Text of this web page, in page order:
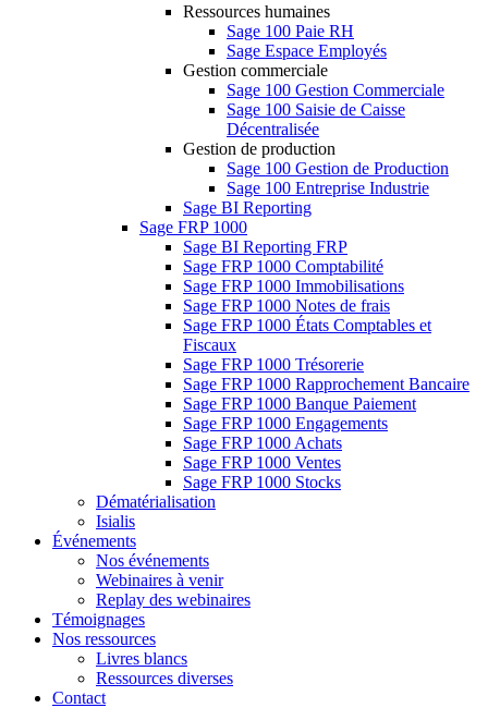
Ressources humaines
Sage 100 Paie RH
Sage Espace Employés
Gestion commerciale
Sage 100 Gestion Commerciale
Sage 100 Saisie de Caisse
Décentralisée
Gestion de production
Sage 100 Gestion de Production
Sage 100 Entreprise Industrie
Sage BI Reporting
Sage FRP 1000
Sage BI Reporting FRP
Sage FRP 1000 Comptabilité
Sage FRP 1000 Immobilisations
Sage FRP 1000 Notes de frais
Sage FRP 1000 États Comptables et
Fiscaux
Sage FRP 1000 Trésorerie
Sage FRP 1000 Rapprochement Bancaire
Sage FRP 1000 Banque Paiement
Sage FRP 1000 Engagements
Sage FRP 1000 Achats
Sage FRP 1000 Ventes
Sage FRP 1000 Stocks
Dématérialisation
Isialis
Événements
Nos événements
Webinaires à venir
Replay des webinaires
Témoignages
Nos ressources
Livres blancs
Ressources diverses
Contact